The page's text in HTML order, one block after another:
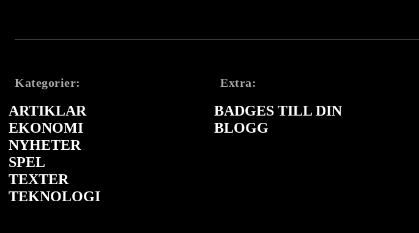
Kategorier:
ARTIKLAR
EKONOMI
NYHETER
SPEL
TEXTER
TEKNOLOGI
Extra:
BADGES TILL DIN
BLOGG